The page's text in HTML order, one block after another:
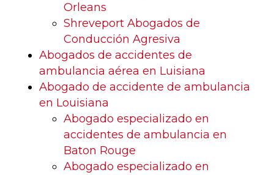
Orleans
Shreveport Abogados de
Conducción Agresiva
Abogados de accidentes de
ambulancia aérea en Luisiana
Abogado de accidente de ambulancia
en Louisiana
Abogado especializado en
accidentes de ambulancia en
Baton Rouge
Abogado especializado en